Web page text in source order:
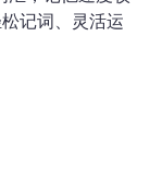
记词、灵活运